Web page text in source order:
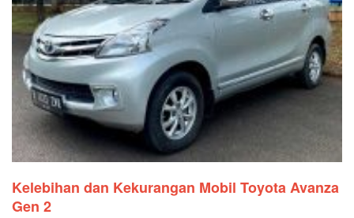
Kelebihan dan Kekurangan Mobil Toyota Avanza
Gen 2